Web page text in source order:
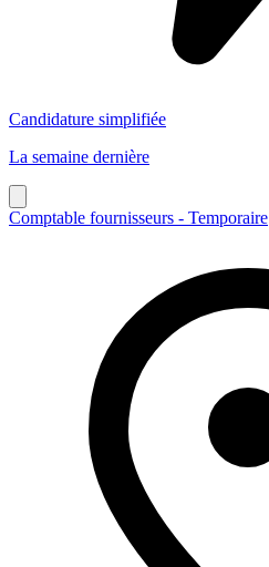
Candidature simplifiée
La semaine dernière
Comptable fournisseurs - Temporaire